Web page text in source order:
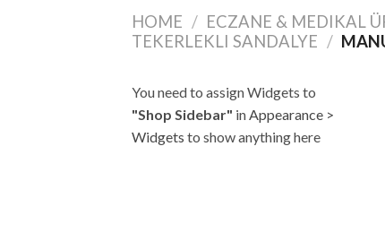
HOME / ECZANE & MEDIKAL
TEKERLEKLI SANDALYE /
You need to assign Widgets to
"Shop Sidebar" inAppearance >
Widgets to show anything here